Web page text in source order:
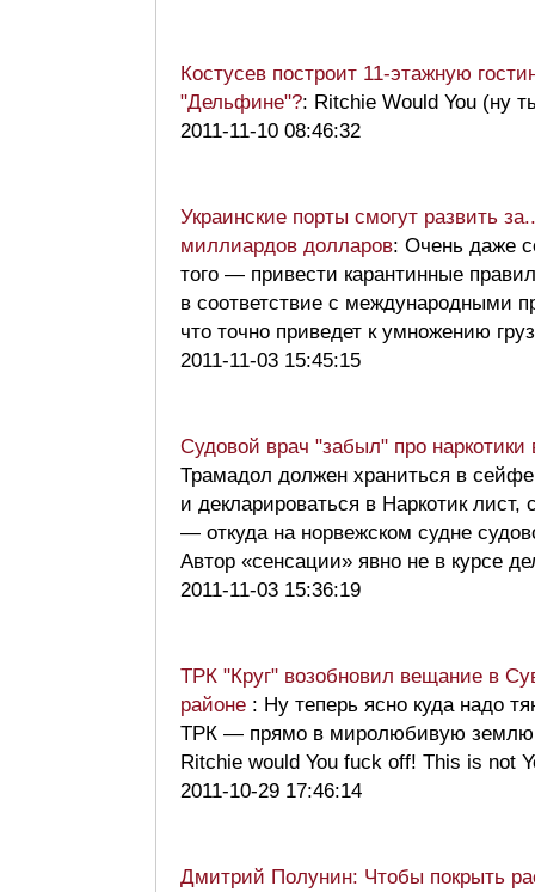
Костусев построит 11-этажную
"Дельфине"?: Ritchie Would You (ну
2011-11-10 08:46:32
Украинские порты смогут развить
миллиардов долларов: Очень даже
того — привести карантинные
в соответствие с международными
что точно приведет к умножению
2011-11-03 15:45:15
Судовой врач "забыл" про наркотики
Трамадол должен храниться в сейфе
и декларироваться в Наркотик лист,
— откуда на норвежском судне
Автор «сенсации» явно не в курсе
2011-11-03 15:36:19
ТРК "Круг" возобновил вещание в
районе : Ну теперь ясно куда надо
ТРК — прямо в миролюбивую землю
Ritchie would You fuck off! This is not
2011-10-29 17:46:14
Дмитрий Полунин: Чтобы покрыть